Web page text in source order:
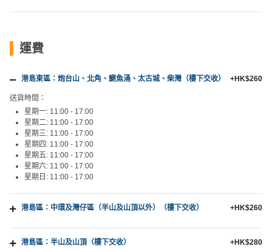
運費
港島東區：炮台山、北角、鰂魚涌、太古城、柴灣（樓下交收） +HK$260
送貨時間：
星期一: 11:00 - 17:00
星期二: 11:00 - 17:00
星期三: 11:00 - 17:00
星期四: 11:00 - 17:00
星期五: 11:00 - 17:00
星期六: 11:00 - 17:00
星期日: 11:00 - 17:00
港島區：中環及灣仔區（半山及山頂以外）（樓下交收） +HK$260
港島區：半山及山頂（樓下交收） +HK$280